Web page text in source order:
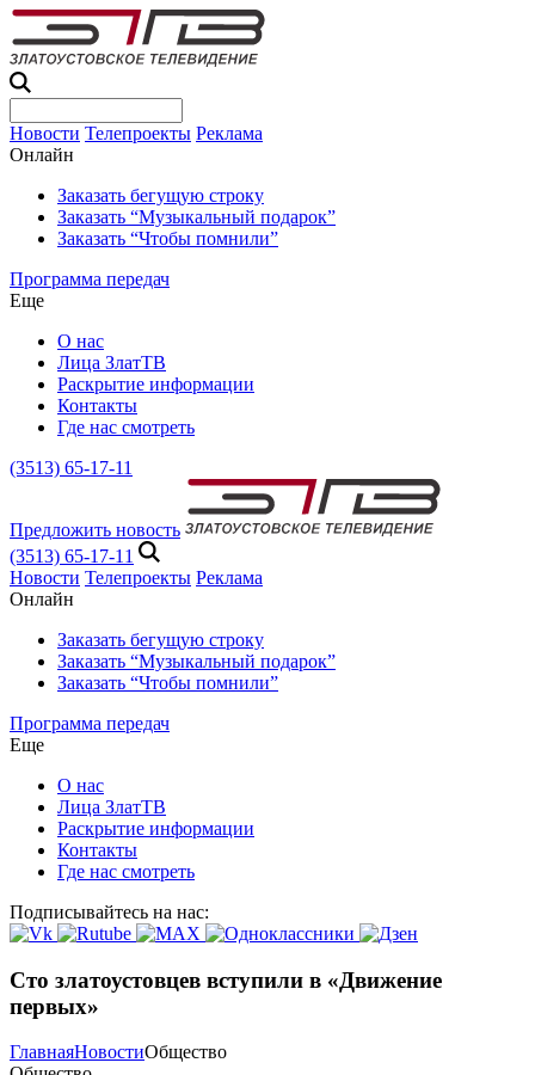
Новости Телепроекты Реклама
Онлайн
Заказать бегущую строку
Заказать “Музыкальный подарок”
Заказать “Чтобы помнили”
Программа передач
Еще
О нас
Лица ЗлатТВ
Раскрытие информации
Контакты
Где нас смотреть
(3513) 65-17-11
Предложить новость
(3513) 65-17-11
Новости Телепроекты Реклама
Онлайн
Заказать бегущую строку
Заказать “Музыкальный подарок”
Заказать “Чтобы помнили”
Программа передач
Еще
О нас
Лица ЗлатТВ
Раскрытие информации
Контакты
Где нас смотреть
Подписывайтесь на нас:
Сто златоустовцев вступили в «Движение
первых»
ГлавнаяНовостиОбщество